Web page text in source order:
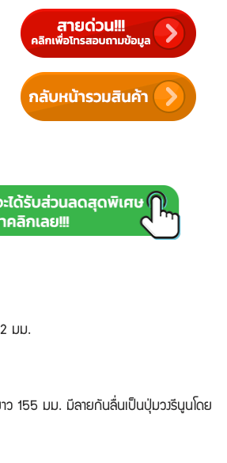
มม.
ว 155 มม. มีลายกันลื่นเป็นปุ่มวงรีนูนโดย